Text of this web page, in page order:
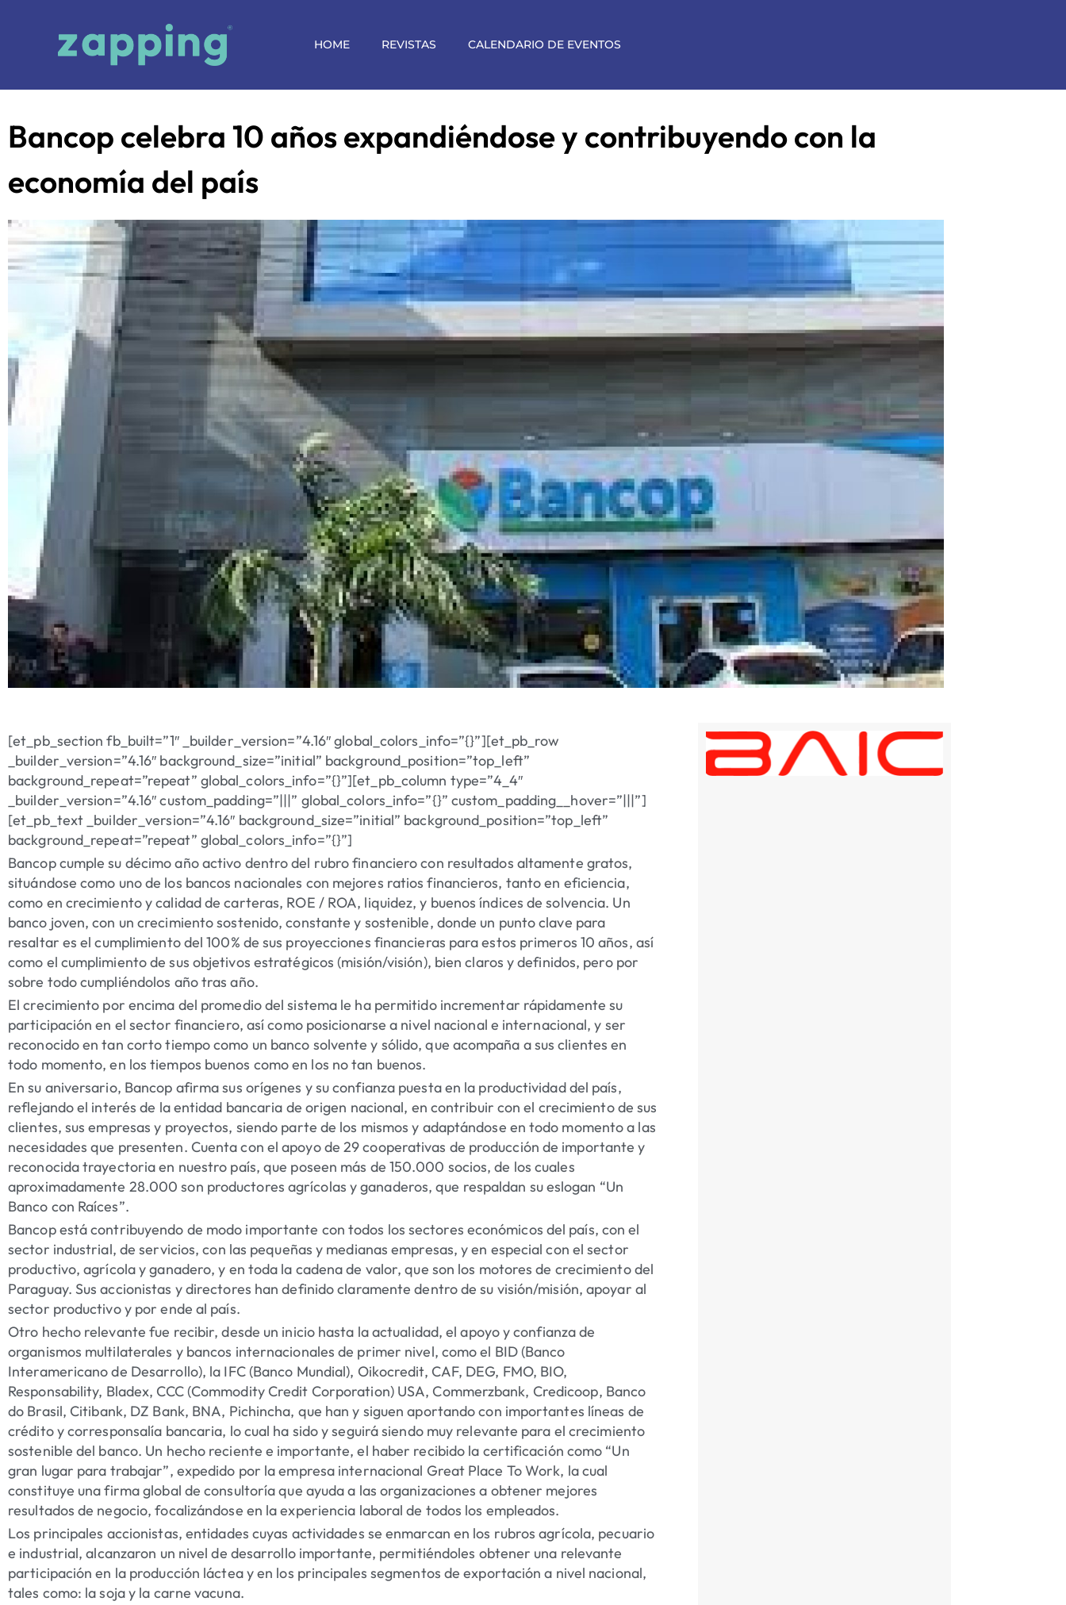
HOME REVISTAS CALENDARIO DE EVENTOS
Bancop celebra 10 años expandiéndose y contribuyendo con la
economía del país
[et_pb_section fb_built=”1″ _builder_version=”4.16″ global_colors_info=”{}”][et_pb_row
_builder_version=”4.16″ background_size=”initial” background_position=”top_left”
background_repeat=”repeat” global_colors_info=”{}”][et_pb_column type=”4_4″
_builder_version=”4.16″ custom_padding=”|||” global_colors_info=”{}” custom_padding__hover=”|||”]
[et_pb_text _builder_version=”4.16″ background_size=”initial” background_position=”top_left”
background_repeat=”repeat” global_colors_info=”{}”]
Bancop cumple su décimo año activo dentro del rubro financiero con resultados altamente gratos,
situándose como uno de los bancos nacionales con mejores ratios financieros, tanto en eficiencia,
como en crecimiento y calidad de carteras, ROE / ROA, liquidez, y buenos índices de solvencia. Un
banco joven, con un crecimiento sostenido, constante y sostenible, donde un punto clave para
resaltar es el cumplimiento del 100% de sus proyecciones financieras para estos primeros 10 años, así
como el cumplimiento de sus objetivos estratégicos (misión/visión), bien claros y definidos, pero por
sobre todo cumpliéndolos año tras año.
El crecimiento por encima del promedio del sistema le ha permitido incrementar rápidamente su
participación en el sector financiero, así como posicionarse a nivel nacional e internacional, y ser
reconocido en tan corto tiempo como un banco solvente y sólido, que acompaña a sus clientes en
todo momento, en los tiempos buenos como en los no tan buenos.
En su aniversario, Bancop afirma sus orígenes y su confianza puesta en la productividad del país,
reflejando el interés de la entidad bancaria de origen nacional, en contribuir con el crecimiento de sus
clientes, sus empresas y proyectos, siendo parte de los mismos y adaptándose en todo momento a las
necesidades que presenten. Cuenta con el apoyo de 29 cooperativas de producción de importante y
reconocida trayectoria en nuestro país, que poseen más de 150.000 socios, de los cuales
aproximadamente 28.000 son productores agrícolas y ganaderos, que respaldan su eslogan “Un
Banco con Raíces”.
Bancop está contribuyendo de modo importante con todos los sectores económicos del país, con el
sector industrial, de servicios, con las pequeñas y medianas empresas, y en especial con el sector
productivo, agrícola y ganadero, y en toda la cadena de valor, que son los motores de crecimiento del
Paraguay. Sus accionistas y directores han definido claramente dentro de su visión/misión, apoyar al
sector productivo y por ende al país.
Otro hecho relevante fue recibir, desde un inicio hasta la actualidad, el apoyo y confianza de
organismos multilaterales y bancos internacionales de primer nivel, como el BID (Banco
Interamericano de Desarrollo), la IFC (Banco Mundial), Oikocredit, CAF, DEG, FMO, BIO,
Responsability, Bladex, CCC (Commodity Credit Corporation) USA, Commerzbank, Credicoop, Banco
do Brasil, Citibank, DZ Bank, BNA, Pichincha, que han y siguen aportando con importantes líneas de
crédito y corresponsalía bancaria, lo cual ha sido y seguirá siendo muy relevante para el crecimiento
sostenible del banco. Un hecho reciente e importante, el haber recibido la certificación como “Un
gran lugar para trabajar”, expedido por la empresa internacional Great Place To Work, la cual
constituye una firma global de consultoría que ayuda a las organizaciones a obtener mejores
resultados de negocio, focalizándose en la experiencia laboral de todos los empleados.
Los principales accionistas, entidades cuyas actividades se enmarcan en los rubros agrícola, pecuario
e industrial, alcanzaron un nivel de desarrollo importante, permitiéndoles obtener una relevante
participación en la producción láctea y en los principales segmentos de exportación a nivel nacional,
tales como: la soja y la carne vacuna.